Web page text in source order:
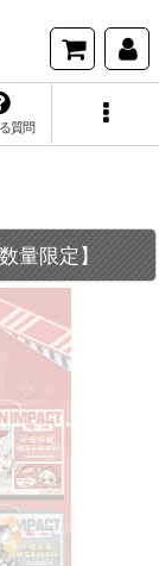
質問
量限定】